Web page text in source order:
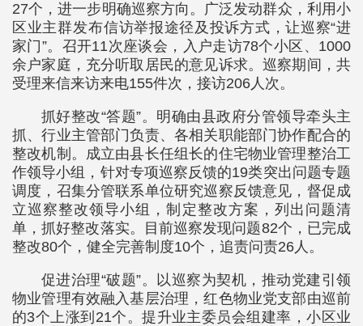
27个，进一步明确巡察方向。广泛发动群众，‌利用小
区业主群‌发布信访举报途径及投诉方式，让巡察“进
家门”。召开11次座谈会，入户走访78个小区、1000
余户家庭，充分听取居民的意见诉求。巡察期间，共
受理来信来访来电155件次，接访206人次。
抓好整改“答题”。明确由县政府分管领导牵头主
抓、行业主管部门负责、各相关职能部门协作配合的
整改机制。成立由县长任组长的住宅物业管理整治工
作领导小组，针对专项巡察反馈的19类突出问题专题
调度，召集分管联系单位研究巡察反馈意见，督促成
立巡察整改领导小组，制定整改方案，列出问题清
单，抓好整改落实。目前巡察发现问题82个，已完成
整改80个，健全完善制度10个，追责问责26人。
促进治理“破题”。以巡察为契机，推动党建引领
物业管理有效融入基层治理，红色物业党支部由巡前
的3个上涨到21个。提升业主委员会组建率，小区业